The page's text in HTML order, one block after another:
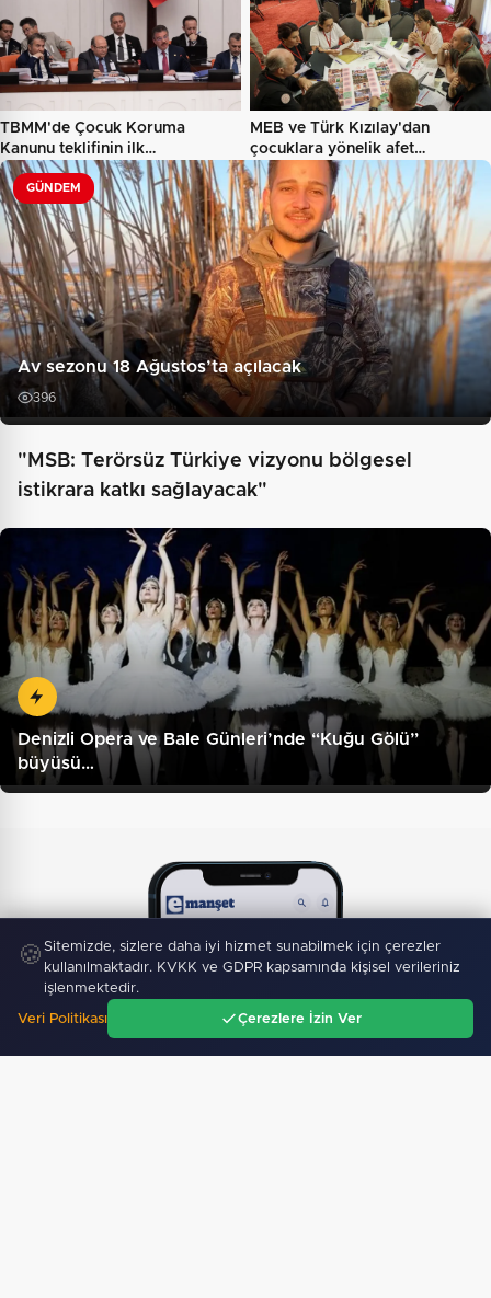
TBMM'de Çocuk Koruma
Kanunu teklifinin ilk
görüşmeleri…
MEB ve Türk Kızılay'dan
çocuklara yönelik afet
farkındalık…
GÜNDEM
Av sezonu 18 Ağustos’ta açılacak
396
"MSB: Terörsüz Türkiye vizyonu bölgesel
istikrara katkı sağlayacak"
Denizli Opera ve Bale Günleri’nde “Kuğu Gölü”
büyüsü…
🍪 Sitemizde, sizlere daha iyi hizmet sunabilmek için çerezler
kullanılmaktadır. KVKK ve GDPR kapsamında kişisel verileriniz
işlenmektedir.
Veri Politikası Çerezlere İzin Ver
Gündem Ara Menü